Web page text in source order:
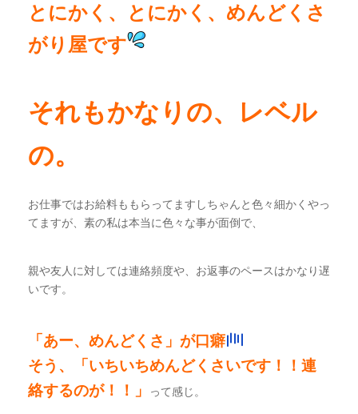
とにかく、とにかく、めんどくさ
がり屋です
それもかなりの、レベル
の。
お仕事ではお給料ももらってますしちゃんと色々細かくやっ
てますが、素の私は本当に色々な事が面倒で、
親や友人に対しては連絡頻度や、お返事のペースはかなり遅
いです。
「あー、めんどくさ」が口癖
そう、「いちいちめんどくさいです！！連
絡するのが！！」
って感じ。